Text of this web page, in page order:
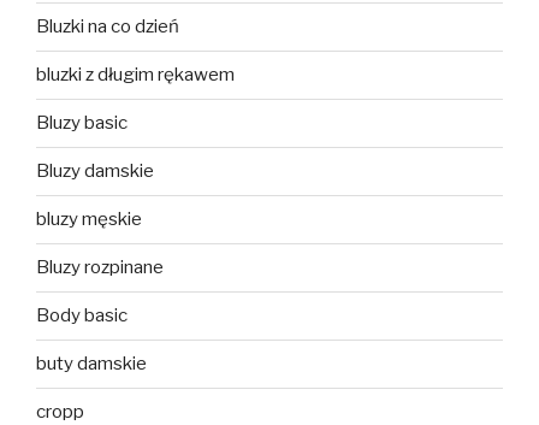
Bluzki na co dzień
bluzki z długim rękawem
Bluzy basic
Bluzy damskie
bluzy męskie
Bluzy rozpinane
Body basic
buty damskie
cropp